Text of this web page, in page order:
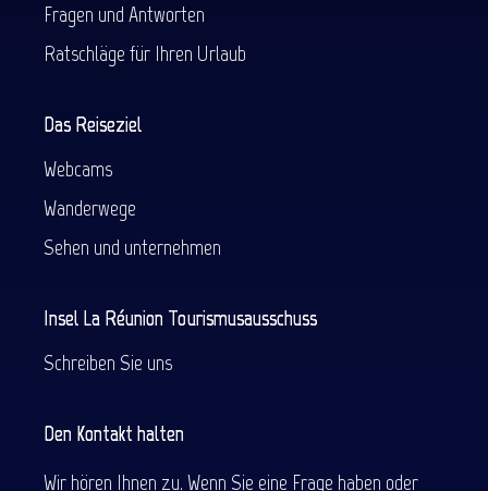
Fragen und Antworten
Ratschläge für Ihren Urlaub
Das Reiseziel
Webcams
Wanderwege
Sehen und unternehmen
Insel La Réunion Tourismusausschuss
Schreiben Sie uns
Den Kontakt halten
Wir hören Ihnen zu. Wenn Sie eine Frage haben oder